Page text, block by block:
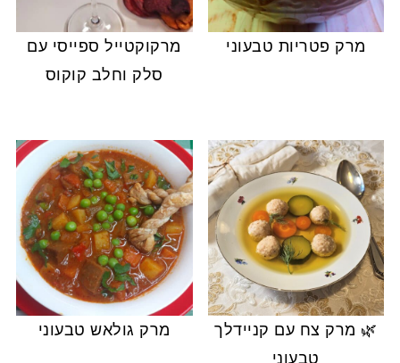
מרק פטריות טבעוני
מרקוקטייל ספייסי עם
סלק וחלב קוקוס
🌿 מרק צח עם קניידלך
טבעוני
מרק גולאש טבעוני